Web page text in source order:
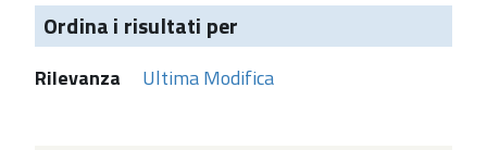
Ordina i risultati per
Rilevanza Ultima Modifica